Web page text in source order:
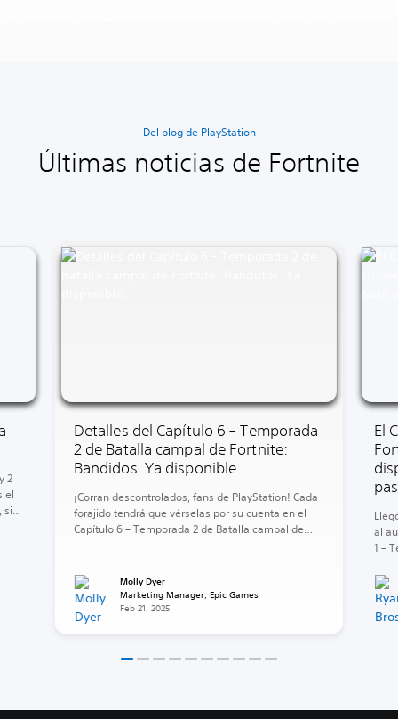
Del blog de PlayStation
Últimas noticias de Fortnite
Detalles del Capítulo 6 – Temporada
2 de Batalla campal de Fortnite:
Bandidos. Ya disponible.
¡Corran descontrolados, fans de PlayStation! Cada
forajido tendrá que vérselas por su cuenta en el
Capítulo 6 – Temporada 2 de Batalla campal de
Molly Dyer
Marketing Manager, Epic Games
Feb 21, 2025
El
al
1 –
2
el
sin